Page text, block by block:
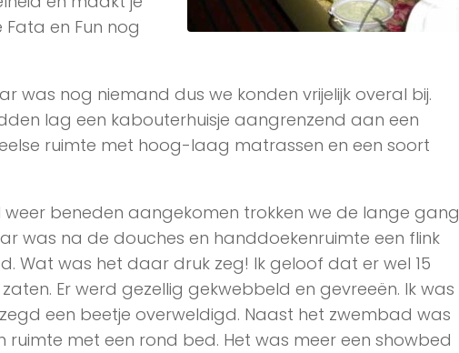
en Fun nog
was nog niemand dus we konden vrijelijk overal bij.
lag een kabouterhuisje aangrenzend aan een
ruimte met hoog-laag matrassen en een soort
weer beneden aangekomen trokken we de lange gang
was na de douches en handdoekenruimte een flink
Wat was het daar druk zeg! Ik geloof dat er wel 15
Er werd gezellig gekwebbeld en gevreeën. Ik was
een beetje overweldigd. Naast het zwembad was
ruimte met een rond bed. Het was meer een showbed